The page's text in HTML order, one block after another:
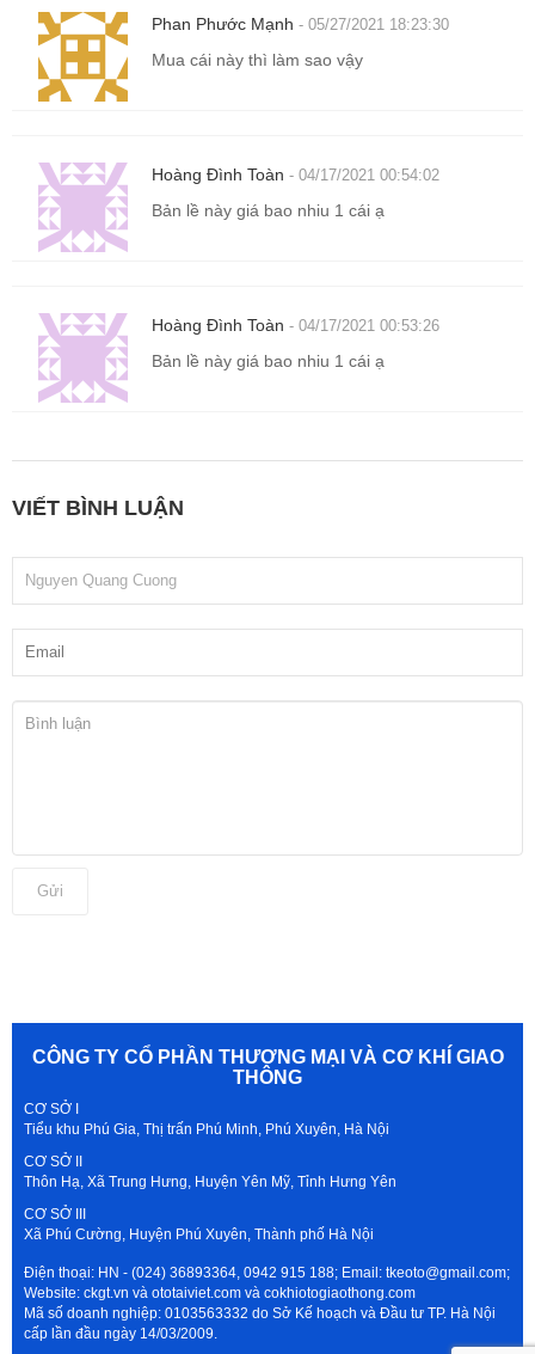
Phan Phước Mạnh - 05/27/2021 18:23:30
Mua cái này thì làm sao vậy
Hoàng Đình Toàn - 04/17/2021 00:54:02
Bản lề này giá bao nhiu 1 cái ạ
Hoàng Đình Toàn - 04/17/2021 00:53:26
Bản lề này giá bao nhiu 1 cái ạ
VIẾT BÌNH LUẬN
Gửi
CÔNG TY CỔ PHẦN THƯƠNG MẠI VÀ CƠ KHÍ GIAO
THÔNG
CƠ SỞ I
Tiểu khu Phú Gia, Thị trấn Phú Minh, Phú Xuyên, Hà Nội
CƠ SỞ II
Thôn Hạ, Xã Trung Hưng, Huyện Yên Mỹ, Tỉnh Hưng Yên
CƠ SỞ III
Xã Phú Cường, Huyện Phú Xuyên, Thành phố Hà Nội
Điện thoại: HN - (024) 36893364, 0942 915 188; Email: tkeoto@gmail.com;
Website: ckgt.vn và ototaiviet.com và cokhiotogiaothong.com
Mã số doanh nghiệp: 0103563332 do Sở Kế hoạch và Đầu tư TP. Hà Nội
cấp lần đầu ngày 14/03/2009.